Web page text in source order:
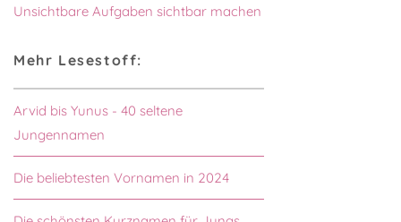
Unsichtbare Aufgaben sichtbar machen
Mehr Lesestoff:
Arvid bis Yunus - 40 seltene
Jungennamen
Die beliebtesten Vornamen in 2024